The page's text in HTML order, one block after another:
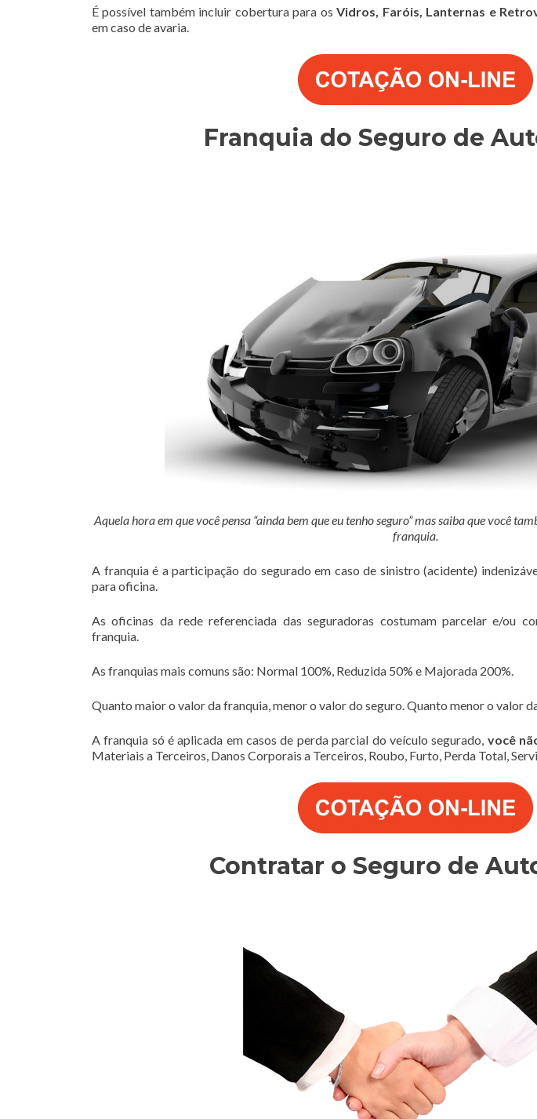
É possível também incluir cobertura para osVidros, Faróis, Lanternas e
em caso de avaria.
Franquia do Seguro de
Aquela hora em que você pensa “ainda bem que eu tenho seguro” mas saiba que você
franquia.
A franquia é a participação do segurado em caso de sinistro (acidente)
para oficina.
As oficinas da rede referenciada das seguradoras costumam parcelar e/ou
franquia.
As franquias mais comuns são: Normal 100%, Reduzida 50% e Majorada 200%.
Quanto maior o valor da franquia, menor o valor do seguro. Quanto menor o valor
A franquia só é aplicada em casos de perda parcial do veículo segurado, você
Materiais a Terceiros, Danos Corporais a Terceiros, Roubo, Furto, Perda Total,
Contratar o Seguro de